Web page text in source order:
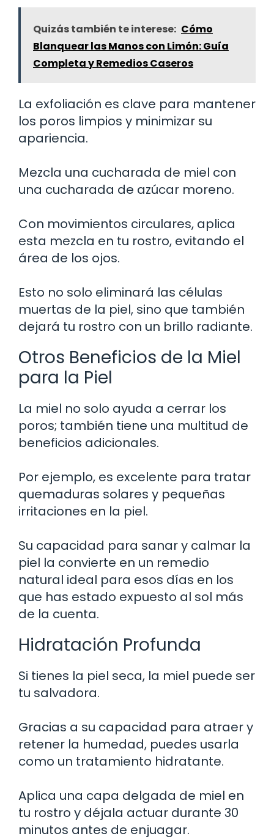
Quizás también te interese: Cómo
Blanquear las Manos con Limón: Guía
Completa y Remedios Caseros
La exfoliación es clave para mantener
los poros limpios y minimizar su
apariencia.
Mezcla una cucharada de miel con
una cucharada de azúcar moreno.
Con movimientos circulares, aplica
esta mezcla en tu rostro, evitando el
área de los ojos.
Esto no solo eliminará las células
muertas de la piel, sino que también
dejará tu rostro con un brillo radiante.
Otros Beneficios de la Miel
para la Piel
La miel no solo ayuda a cerrar los
poros; también tiene una multitud de
beneficios adicionales.
Por ejemplo, es excelente para tratar
quemaduras solares y pequeñas
irritaciones en la piel.
Su capacidad para sanar y calmar la
piel la convierte en un remedio
natural ideal para esos días en los
que has estado expuesto al sol más
de la cuenta.
Hidratación Profunda
Si tienes la piel seca, la miel puede ser
tu salvadora.
Gracias a su capacidad para atraer y
retener la humedad, puedes usarla
como un tratamiento hidratante.
Aplica una capa delgada de miel en
tu rostro y déjala actuar durante 30
minutos antes de enjuagar.